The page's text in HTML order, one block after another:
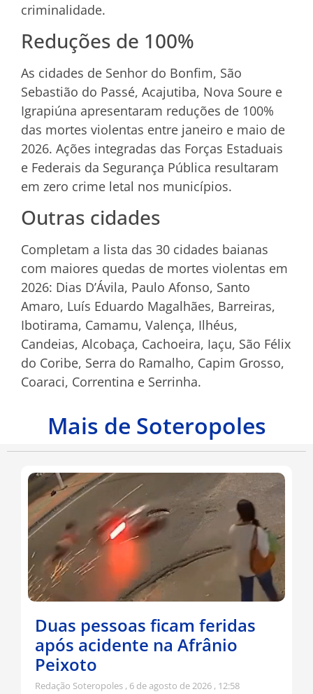
criminalidade.
Reduções de 100%
As cidades de Senhor do Bonfim, São
Sebastião do Passé, Acajutiba, Nova Soure e
Igrapiúna apresentaram reduções de 100%
das mortes violentas entre janeiro e maio de
2026. Ações integradas das Forças Estaduais
e Federais da Segurança Pública resultaram
em zero crime letal nos municípios.
Outras cidades
Completam a lista das 30 cidades baianas
com maiores quedas de mortes violentas em
2026: Dias D’Ávila, Paulo Afonso, Santo
Amaro, Luís Eduardo Magalhães, Barreiras,
Ibotirama, Camamu, Valença, Ilhéus,
Candeias, Alcobaça, Cachoeira, Iaçu, São Félix
do Coribe, Serra do Ramalho, Capim Grosso,
Coaraci, Correntina e Serrinha.
Mais de Soteropoles
Duas pessoas ficam feridas
após acidente na Afrânio
Peixoto
Redação Soteropoles 6 de agosto de 2026 12:58